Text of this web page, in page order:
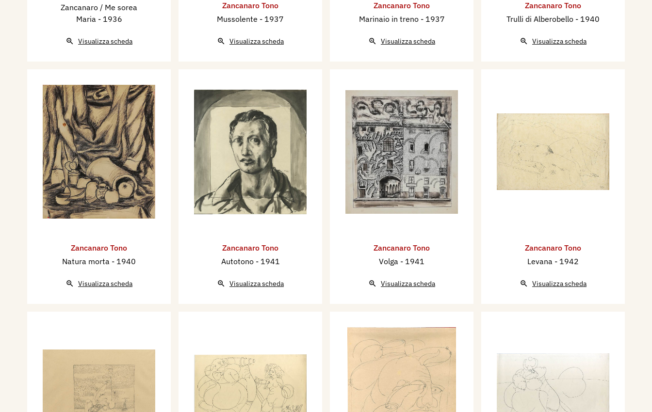
Zancanaro / Me sorea
Maria - 1936
Visualizza scheda
Zancanaro Tono
Mussolente - 1937
Visualizza scheda
Zancanaro Tono
Marinaio in treno - 1937
Visualizza scheda
Zancanaro Tono
Trulli di Alberobello - 1940
Visualizza scheda
Zancanaro Tono
Natura morta - 1940
Visualizza scheda
Zancanaro Tono
Autotono - 1941
Visualizza scheda
Zancanaro Tono
Volga - 1941
Visualizza scheda
Zancanaro Tono
Levana - 1942
Visualizza scheda